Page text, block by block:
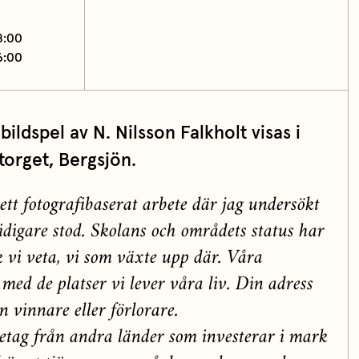
av N. Nilsson Falkholt visas i
Bergsjön.
fotografibaserat arbete där jag undersökt
stod. Skolans och områdets status har
veta, vi som växte upp där. Våra
de platser vi lever våra liv. Din adress
vinnare eller förlorare.
från andra länder som investerar i mark